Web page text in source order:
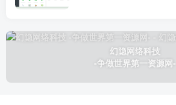
幻隐网络科技
-争做世界第一资源网-